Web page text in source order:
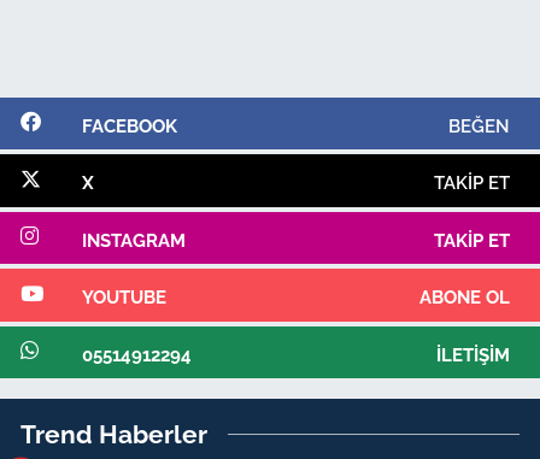
FACEBOOK BEĞEN
X TAKIP ET
INSTAGRAM TAKIP ET
YOUTUBE ABONE OL
05514912294 İLETIŞIM
Trend Haberler